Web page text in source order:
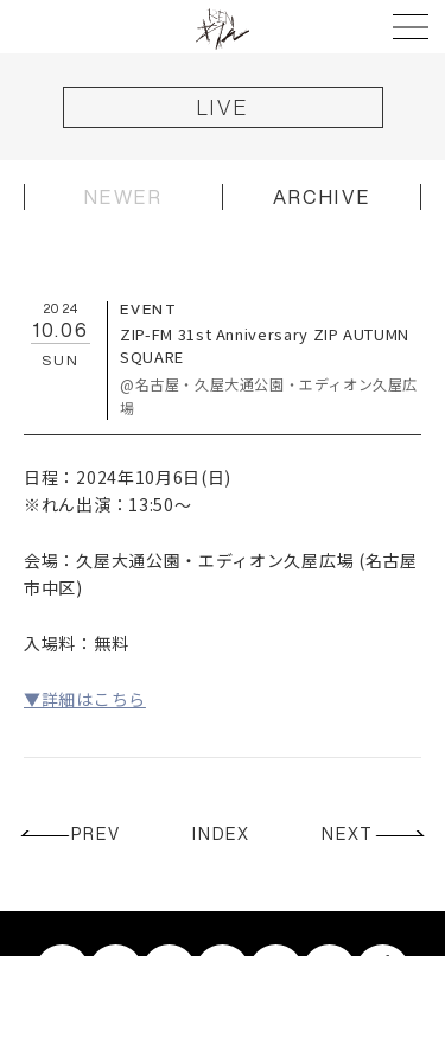
LIVE
DISCOGRAPHY
VIDEO
PROFILE
CONTACT
LIVE
NEWER ARCHIVE
2024
10.06
SUN
EVENT
ZIP-FM 31st Anniversary ZIP AUTUMN
SQUARE
@名古屋・久屋大通公園・エディオン久屋広
場
日程：2024年10月6日(日)
※れん出演：13:50〜
会場：久屋大通公園・エディオン久屋広場 (名古屋
市中区)
入場料：無料
▼詳細はこちら
PREV INDEX NEXT